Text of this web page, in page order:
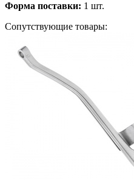
Форма поставки: 1 шт.
Сопутствующие товары: